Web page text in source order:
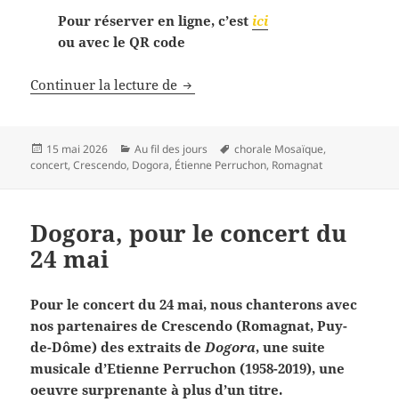
Pour réserver en ligne, c’est ici
ou avec le QR code
Continuer la lecture de Autour de Dogora (24 mai)
Publié
le
15 mai 2026 Catégories
Au fil des jours
Mots-
clés
chorale Mosaïque,
concert,Crescendo, Dogora, Étienne Perruchon, Romagnat
Dogora, pour le concert du
24 mai
Pour le concert du 24 mai, nous chanterons avec
nos partenaires de Crescendo (Romagnat, Puy-
de-Dôme) des extraits de Dogora, une suite
musicale d’Etienne Perruchon (1958-2019), une
oeuvre surprenante à plus d’un titre.